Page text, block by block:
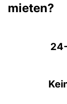
mieten?